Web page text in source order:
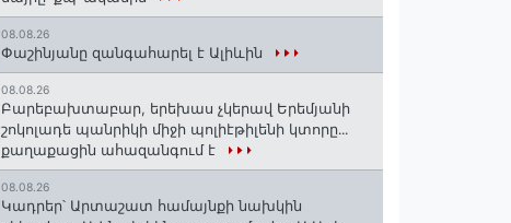
08.08.26
Փաշինյանը զանգահարել է Ալիևին
08.08.26
Բարեբախտաբար, երեխաս չկերավ Երեմյանի
շոկոլադե պանրիկի միջի պոլիէթիլենի կտորը․․․
քաղաքացին ահազանգում է
08.08.26
Կադրեր՝ Արտաշատ համայնքի նախկին